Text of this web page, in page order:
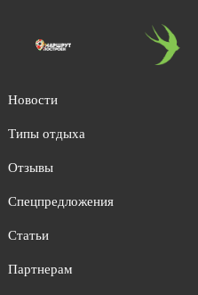
Новости
Типы отдыха
Отзывы
Спецпредложения
Статьи
Партнерам